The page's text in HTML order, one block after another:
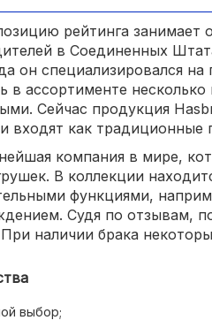
рейтинга занимает
в Соединенных
он специализировался
в ассортименте
Сейчас продукция
входят как традиционные
компания в мире,
В коллекции
функциями,
Судя по отзывам,
наличии брака
выбор;